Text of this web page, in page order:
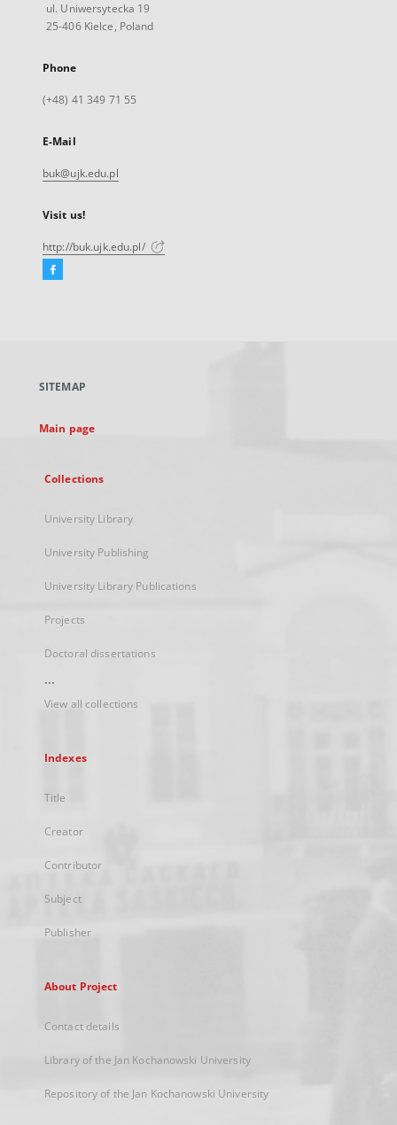
ul. Uniwersytecka 19
25-406 Kielce, Poland
Phone
(+48) 41 349 71 55
E-Mail
buk@ujk.edu.pl
Visit us!
http://buk.ujk.edu.pl/
Facebook
new
SITEMAP
Main page
Collections
University Library
University Publishing
University Library Publications
Projects
Doctoral dissertations
...
View all collections
Indexes
Title
Creator
Contributor
Subject
Publisher
About Project
Contact details
Library of the Jan Kochanowski University
Repository of the Jan Kochanowski University